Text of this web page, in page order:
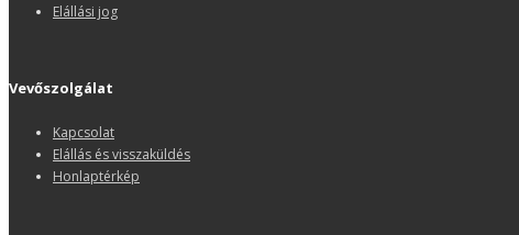
Elállási jog
Vevőszolgálat
Kapcsolat
Elállás és visszaküldés
Honlaptérkép